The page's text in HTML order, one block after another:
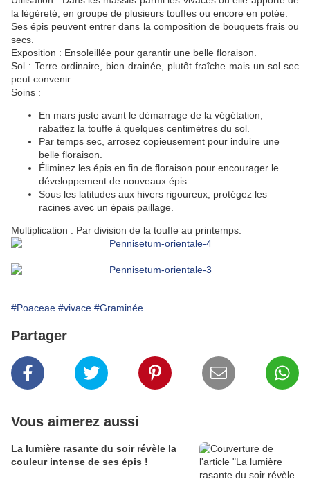
la légèreté, en groupe de plusieurs touffes ou encore en potée.
Ses épis peuvent entrer dans la composition de bouquets frais ou
secs.
Exposition : Ensoleillée pour garantir une belle floraison.
Sol : Terre ordinaire, bien drainée, plutôt fraîche mais un sol sec
peut convenir.
Soins :
En mars juste avant le démarrage de la végétation,
rabattez la touffe à quelques centimètres du sol.
Par temps sec, arrosez copieusement pour induire une
belle floraison.
Éliminez les épis en fin de floraison pour encourager le
développement de nouveaux épis.
Sous les latitudes aux hivers rigoureux, protégez les
racines avec un épais paillage.
Multiplication : Par division de la touffe au printemps.
#Poaceae #vivace #Graminée
Partager
Vous aimerez aussi
La lumière rasante du soir révèle la
couleur intense de ses épis !